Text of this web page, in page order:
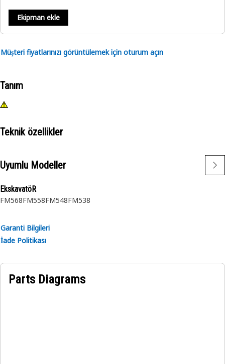
Ekipman ekle
Müşteri fiyatlarınızı görüntülemek için oturum açın
Tanım
Teknik özellikler
Uyumlu Modeller
EkskavatöR
FM568FM558FM548FM538
Garanti Bilgileri
İade Politikası
Parts Diagrams